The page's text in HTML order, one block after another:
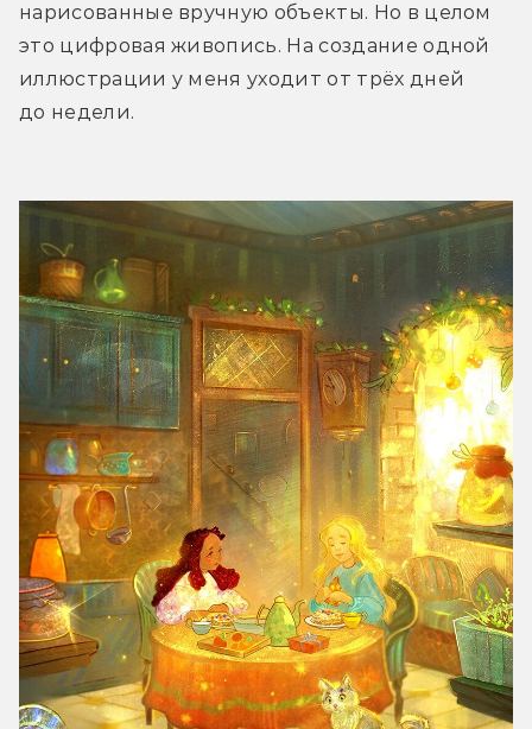
нарисованные вручную объекты. Но в целом
это цифровая живопись. На создание одной
иллюстрации у меня уходит от трёх дней
до недели.